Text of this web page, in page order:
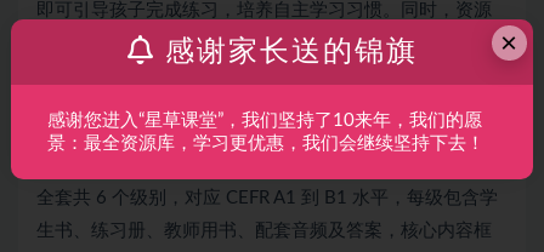
即可引导孩子完成练习，培养自主学习习惯。同时，资源
适配英语作为第二语言的学习者，助力构建扎实的读写基
二、全套资源构成与内容框架
全套共 6 个级别，对应 CEFR A1 到 B1 水平，每级包含学
生书、练习册、教师用书、配套音频及答案，核心内容框
×
感谢家长送的锦旗
感谢您进入“星草课堂”，我们坚持了10来年，我们的愿
景：最全资源库，学习更优惠，我们会继续坚持下去！